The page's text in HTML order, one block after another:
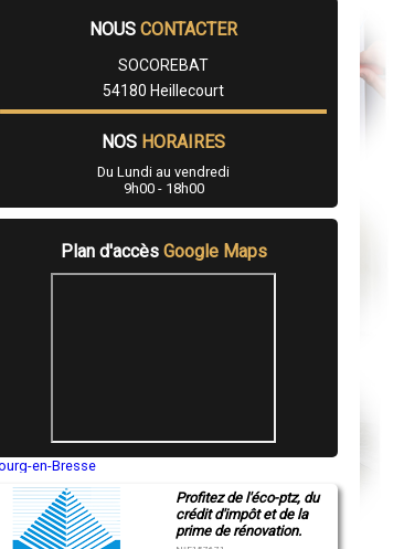
NOUS CONTACTER
SOCOREBAT
54180 Heillecourt
NOS HORAIRES
Du Lundi au vendredi
9h00 - 18h00
Plan d'accès Google Maps
en-Bresse
Profitez de l'éco-ptz, du
crédit d'impôt et de la
prime de rénovation.